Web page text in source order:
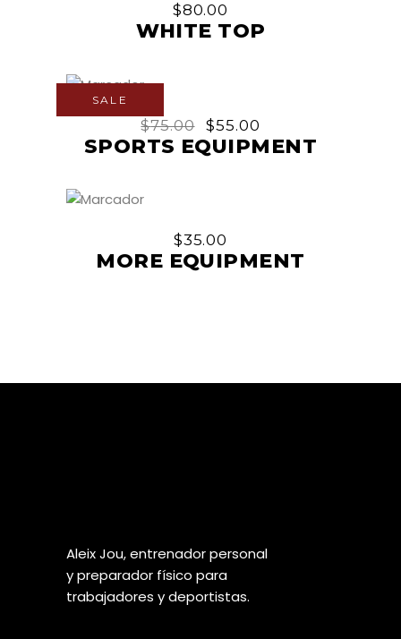
$80.00
WHITE TOP
SALE
$75.00 $55.00
SPORTS EQUIPMENT
$35.00
MORE EQUIPMENT
Aleix Jou, entrenador personal
y preparador físico para
trabajadores y deportistas.